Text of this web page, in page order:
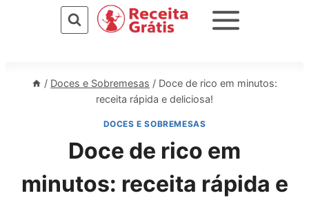
/ Doces e Sobremesas / Doce de rico em minutos:
receita rápida e deliciosa!
DOCES E SOBREMESAS
Doce de rico em
minutos: receita rápida e